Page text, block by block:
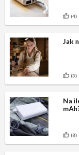
(4)
Jak
(3)
Na
(8)